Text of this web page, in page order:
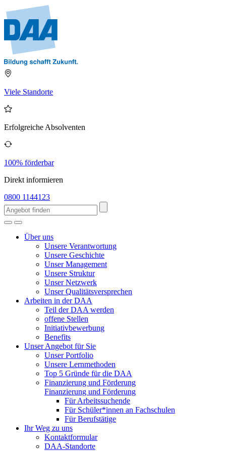
Viele Standorte
Erfolgreiche Absolventen
100% förderbar
Direkt informieren
0800 1144123
Über uns
Unsere Verantwortung
Unsere Geschichte
Unser Management
Unsere Struktur
Unser Netzwerk
Unser Qualitätsversprechen
Arbeiten in der DAA
Teil der DAA werden
offene Stellen
Initiativbewerbung
Benefits
Unser Angebot für Sie
Unser Portfolio
Unsere Lernmethoden
Top 5 Gründe für die DAA
Finanzierung und Förderung
Finanzierung und Förderung
Für Arbeitssuchende
Für Schüler*innen an Fachschulen
Für Berufstätige
Ihr Weg zu uns
Kontaktformular
DAA-Standorte